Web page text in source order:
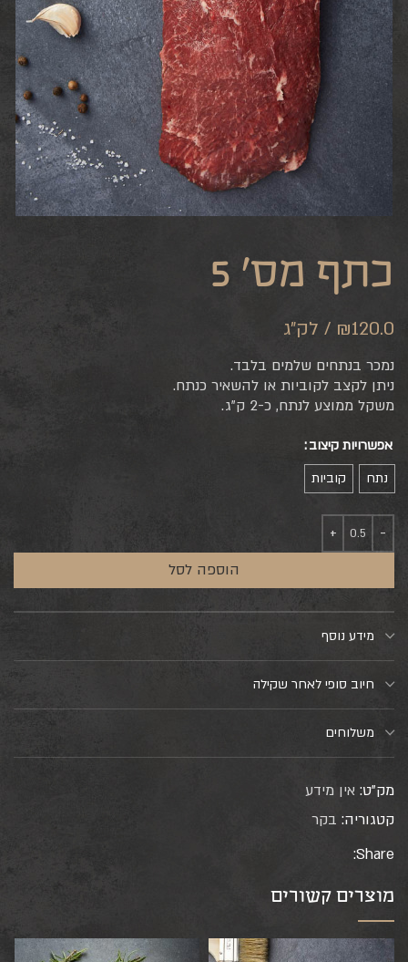
כתף מס’ 5
₪120.0 / לק"ג
נמכר בנתחים שלמים בלבד.
ניתן לקצב לקוביות או להשאיר כנתח.
משקל ממוצע לנתח, כ-2 ק”ג.
אפשרויות קיצוב
נתח
קוביות
הוספה לסל
מידע נוסף
חיוב סופי לאחר שקילה
משלוחים
מק"ט: אין מידע
קטגוריה: בקר
Share:
מוצרים קשורים